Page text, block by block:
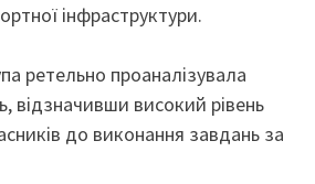
інфраструктури.
ретельно проаналізувала
відзначивши високий рівень
до виконання завдань за